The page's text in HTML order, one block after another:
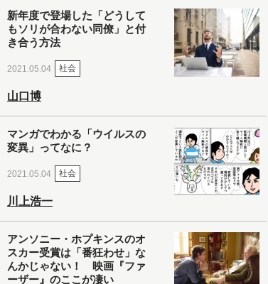
新年度で登場した「どうして
もソリが合わない同僚」と付
き合う方法
2021.05.04 社会
山口博
マンガでわかる「ウイルスの
変異」ってなに？
2021.05.04 社会
川上浩一
アンソニー・ホプキンスのオ
スカー受賞は「番狂わせ」な
んかじゃない！ 映画『ファ
ーザー』のここが凄い